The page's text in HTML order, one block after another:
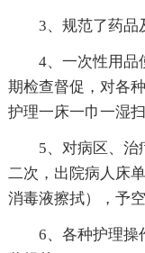
3、规范了药品及
4、一次性用品使
期检查督促，对各
护理一床一巾一湿扫
5、对病区、治疗
二次，出院病人床
消毒液擦拭），予
6、各种护理操